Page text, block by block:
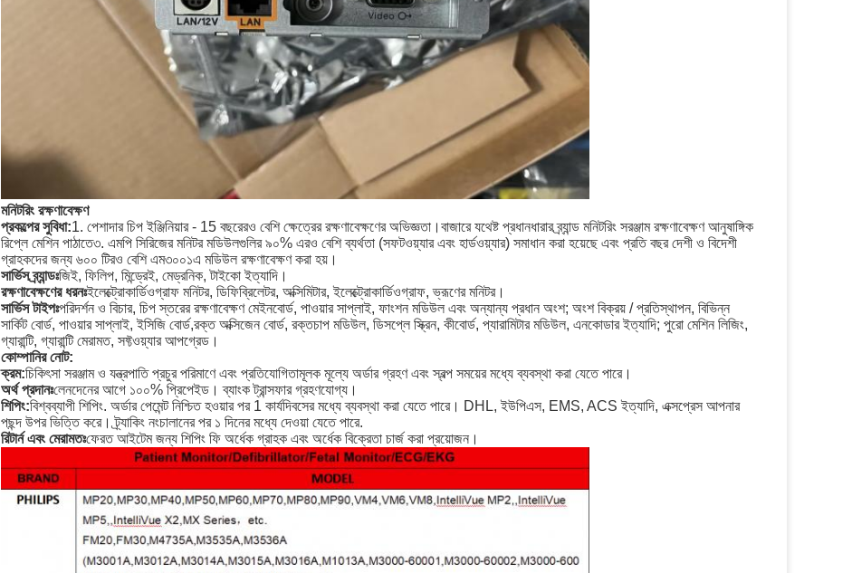
মনিটরিং রক্ষণাবেক্ষণ
প্রকল্পের সুবিধা:1. পেশাদার চিপ ইঞ্জিনিয়ার - 15 বছরেরও বেশি ক্ষেত্রের রক্ষণাবেক্ষণের অভিজ্ঞতা।বাজারে যথেষ্ট প্রধানধারার ব্র্যান্ড মনিটরিং সরঞ্জাম রক্ষণাবেক্ষণ আনুষাঙ্গিক
রিপ্লে মেশিন পাঠাতে৩. এমপি সিরিজের মনিটর মডিউলগুলির ৯০% এরও বেশি ব্যর্থতা (সফটওয়্যার এবং হার্ডওয়্যার) সমাধান করা হয়েছে এবং প্রতি বছর দেশী ও বিদেশী
গ্রাহকদের জন্য ৬০০ টিরও বেশি এম৩০০১এ মডিউল রক্ষণাবেক্ষণ করা হয়।
সার্ভিস ব্র্যান্ডঃজিই, ফিলিপ, মিন্ড্রেই, মেড্রনিক, টাইকো ইত্যাদি।
রক্ষণাবেক্ষণের ধরনঃইলেক্ট্রোকার্ডিওগ্রাফ মনিটর, ডিফিব্রিলেটর, অক্সিমিটার, ইলেক্ট্রোকার্ডিওগ্রাফ, ভ্রূণের মনিটর।
সার্ভিস টাইপঃপরিদর্শন ও বিচার, চিপ স্তরের রক্ষণাবেক্ষণ মেইনবোর্ড, পাওয়ার সাপ্লাই, ফাংশন মডিউল এবং অন্যান্য প্রধান অংশ; অংশ বিক্রয় / প্রতিস্থাপন, বিভিন্ন
সার্কিট বোর্ড, পাওয়ার সাপ্লাই, ইসিজি বোর্ড,রক্ত অক্সিজেন বোর্ড, রক্তচাপ মডিউল, ডিসপ্লে স্ক্রিন, কীবোর্ড, প্যারামিটার মডিউল, এনকোডার ইত্যাদি; পুরো মেশিন লিজিং,
গ্যারান্টি, গ্যারান্টি মেরামত, সফ্টওয়্যার আপগ্রেড।
কোম্পানির নোট:
ক্রম:চিকিৎসা সরঞ্জাম ও যন্ত্রপাতি প্রচুর পরিমাণে এবং প্রতিযোগিতামূলক মূল্যে অর্ডার গ্রহণ এবং স্বল্প সময়ের মধ্যে ব্যবস্থা করা যেতে পারে।
অর্থ প্রদানঃলেনদেনের আগে ১০০% প্রিপেইড। ব্যাংক ট্রান্সফার গ্রহণযোগ্য।
শিপিং:বিশ্বব্যাপী শিপিং. অর্ডার পেমেন্ট নিশ্চিত হওয়ার পর 1 কার্যদিবসের মধ্যে ব্যবস্থা করা যেতে পারে। DHL, ইউপিএস, EMS, ACS ইত্যাদি, এক্সপ্রেস আপনার
পছন্দ উপর ভিত্তি করে। ট্র্যাকিং নংচালানের পর ১ দিনের মধ্যে দেওয়া যেতে পারে.
রিটার্ন এবং মেরামতঃফেরত আইটেম জন্য শিপিং ফি অর্ধেক গ্রাহক এবং অর্ধেক বিক্রেতা চার্জ করা প্রয়োজন।